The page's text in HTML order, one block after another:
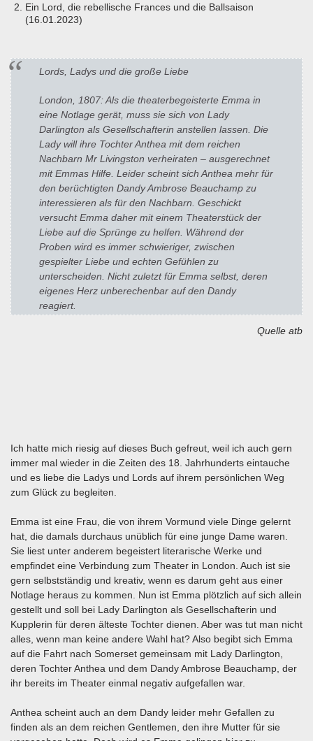
Ein Lord, die rebellische Frances und die Ballsaison
(16.01.2023)
Lords, Ladys und die große Liebe
London, 1807: Als die theaterbegeisterte Emma in
eine Notlage gerät, muss sie sich von Lady
Darlington als Gesellschafterin anstellen lassen. Die
Lady will ihre Tochter Anthea mit dem reichen
Nachbarn Mr Livingston verheiraten – ausgerechnet
mit Emmas Hilfe. Leider scheint sich Anthea mehr für
den berüchtigten Dandy Ambrose Beauchamp zu
interessieren als für den Nachbarn. Geschickt
versucht Emma daher mit einem Theaterstück der
Liebe auf die Sprünge zu helfen. Während der
Proben wird es immer schwieriger, zwischen
gespielter Liebe und echten Gefühlen zu
unterscheiden. Nicht zuletzt für Emma selbst, deren
eigenes Herz unberechenbar auf den Dandy
reagiert.
Quelle atb
Ich hatte mich riesig auf dieses Buch gefreut, weil ich auch gern
immer mal wieder in die Zeiten des 18. Jahrhunderts eintauche
und es liebe die Ladys und Lords auf ihrem persönlichen Weg
zum Glück zu begleiten.
Emma ist eine Frau, die von ihrem Vormund viele Dinge gelernt
hat, die damals durchaus unüblich für eine junge Dame waren.
Sie liest unter anderem begeistert literarische Werke und
empfindet eine Verbindung zum Theater in London. Auch ist sie
gern selbstständig und kreativ, wenn es darum geht aus einer
Notlage heraus zu kommen. Nun ist Emma plötzlich auf sich allein
gestellt und soll bei Lady Darlington als Gesellschafterin und
Kupplerin für deren älteste Tochter dienen. Aber was tut man nicht
alles, wenn man keine andere Wahl hat? Also begibt sich Emma
auf die Fahrt nach Somerset gemeinsam mit Lady Darlington,
deren Tochter Anthea und dem Dandy Ambrose Beauchamp, der
ihr bereits im Theater einmal negativ aufgefallen war.
Anthea scheint auch an dem Dandy leider mehr Gefallen zu
finden als an dem reichen Gentlemen, den ihre Mutter für sie